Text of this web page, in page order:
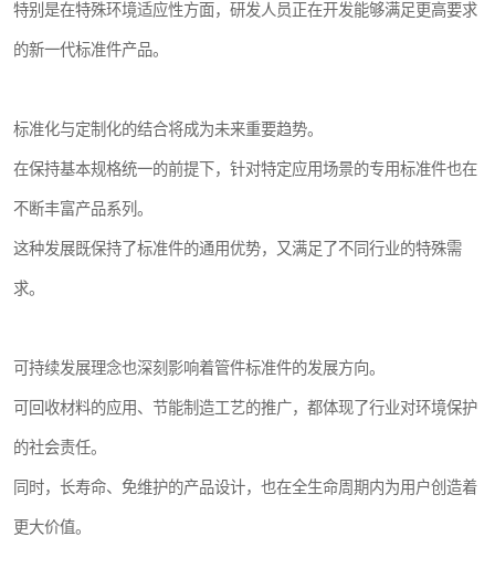
特别是在特殊环境适应性方面，研发人员正在开发能够满足更高要求
的新一代标准件产品。
标准化与定制化的结合将成为未来重要趋势。
在保持基本规格统一的前提下，针对特定应用场景的专用标准件也在
不断丰富产品系列。
这种发展既保持了标准件的通用优势，又满足了不同行业的特殊需
求。
可持续发展理念也深刻影响着管件标准件的发展方向。
可回收材料的应用、节能制造工艺的推广，都体现了行业对环境保护
的社会责任。
同时，长寿命、免维护的产品设计，也在全生命周期内为用户创造着
更大价值。